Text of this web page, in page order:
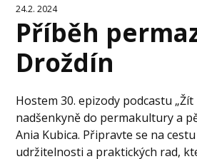
24.2. 2024
Příběh
Droždín
Hostem 30. epizody podcastu
nadšenkyně do permakultury a
Ania Kubica. Připravte se na
udržitelnosti a praktických rad,